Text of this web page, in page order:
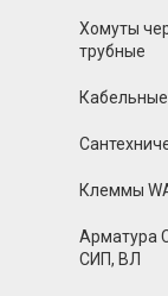
Хомуты
трубные
Клеммы
Арматура
СИП, ВЛ